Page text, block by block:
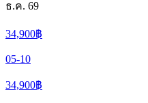
ธ.ค. 69
34,900฿
05-10
34,900฿